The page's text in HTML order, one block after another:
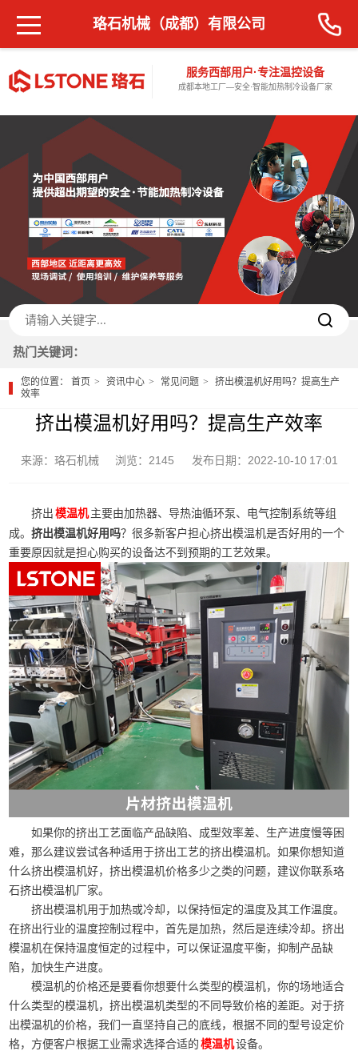
服务西部用户·专注温控设备
成都本地工厂—安全·智能加热制冷设备厂家
珞石机械（成都）有限公司
热门关键词：
您的位置：首页 资讯中心 常见问题
挤出模温机好用吗？提高生产
效率
挤出模温机好用吗？提高生产效率
来源：珞石机械 浏览：2145 发布日期：2022-10-10 17:01
挤出 模温机主要由加热器、导热油循环泵、电气控制系统等组
成。挤出模温机好用吗？很多新客户担心挤出模温机是否好用的一个
重要原因就是担心购买的设备达不到预期的工艺效果。
如果你的挤出工艺面临产品缺陷、成型效率差、生产进度慢等困
难，那么建议尝试各种适用于挤出工艺的挤出模温机。如果你想知道
什么挤出模温机好，挤出模温机价格多少之类的问题，建议你联系珞
石挤出模温机厂家。
挤出模温机用于加热或冷却，以保持恒定的温度及其工作温度。
在挤出行业的温度控制过程中，首先是加热，然后是连续冷却。挤出
模温机在保持温度恒定的过程中，可以保证温度平衡，抑制产品缺
陷，加快生产进度。
模温机的价格还是要看你想要什么类型的模温机，你的场地适合
什么类型的模温机，挤出模温机类型的不同导致价格的差距。对于挤
出模温机的价格，我们一直坚持自己的底线，根据不同的型号设定价
格，方便客户根据工业需求选择合适的 模温机设备。